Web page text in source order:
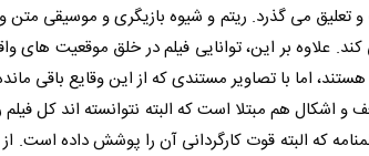
تعلیق می گذرد. ریتم و شیوه بازیگری و موسیقی متن
کند. علاوه بر این، توانایی فیلم در خلق موقعیت
اما با تصاویر مستندی که از این وقایع باقی
اشکال هم مبتلا است که البته نتوانسته اند کل
که البته قوت کارگردانی آن را پوشش داده است.